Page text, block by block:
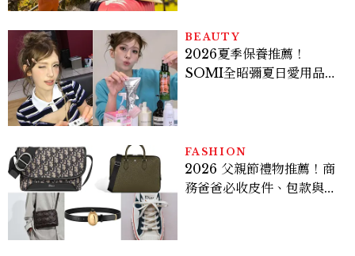
BEAUTY
2026夏季保養推薦！
SOMI全昭彌夏日愛用品公
FASHION
2026 父親節禮物推薦！商
務爸爸必收皮件、包款與鞋